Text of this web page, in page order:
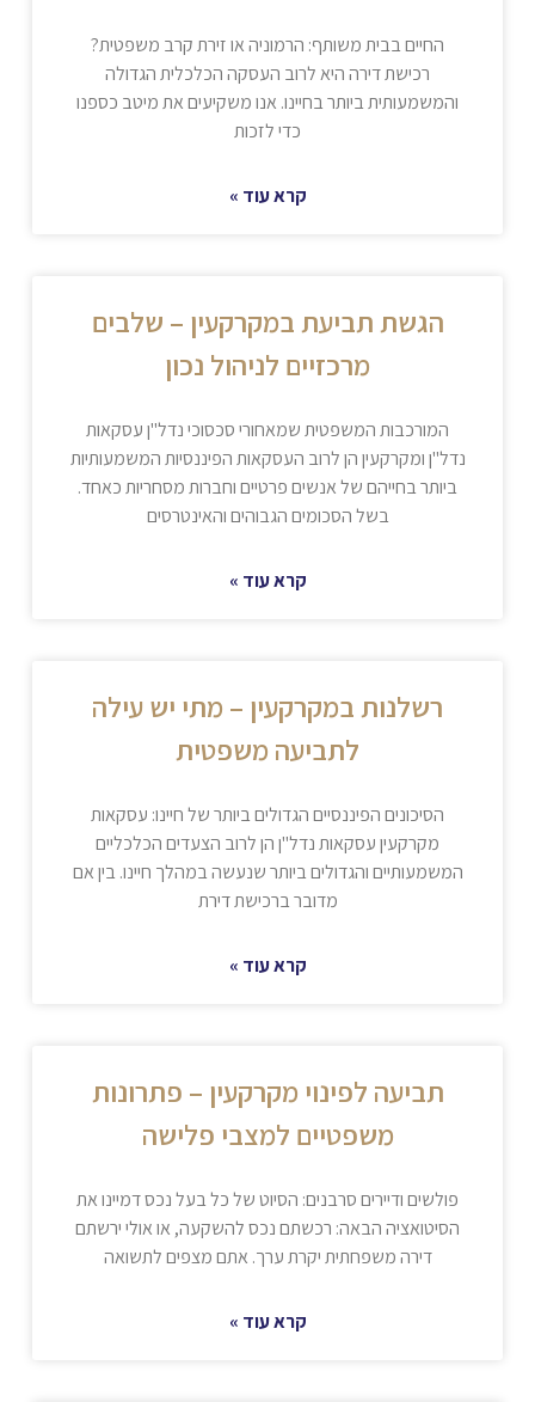
החיים בבית משותף: הרמוניה או זירת קרב משפטית?
רכישת דירה היא לרוב העסקה הכלכלית הגדולה
והמשמעותית ביותר בחיינו. אנו משקיעים את מיטב כספנו
כדי לזכות
קרא עוד »
הגשת תביעת במקרקעין – שלבים
מרכזיים לניהול נכון
המורכבות המשפטית שמאחורי סכסוכי נדל"ן עסקאות
נדל"ן ומקרקעין הן לרוב העסקאות הפיננסיות המשמעותיות
ביותר בחייהם של אנשים פרטיים וחברות מסחריות כאחד.
בשל הסכומים הגבוהים והאינטרסים
קרא עוד »
רשלנות במקרקעין – מתי יש עילה
לתביעה משפטית
הסיכונים הפיננסיים הגדולים ביותר של חיינו: עסקאות
מקרקעין עסקאות נדל"ן הן לרוב הצעדים הכלכליים
המשמעותיים והגדולים ביותר שנעשה במהלך חיינו. בין אם
מדובר ברכישת דירת
קרא עוד »
תביעה לפינוי מקרקעין – פתרונות
משפטיים למצבי פלישה
פולשים ודיירים סרבנים: הסיוט של כל בעל נכס דמיינו את
הסיטואציה הבאה: רכשתם נכס להשקעה, או אולי ירשתם
דירה משפחתית יקרת ערך. אתם מצפים לתשואה
קרא עוד »